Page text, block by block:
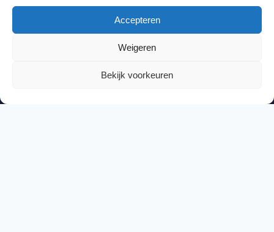
Accepteren
Weigeren
Bekijk voorkeuren